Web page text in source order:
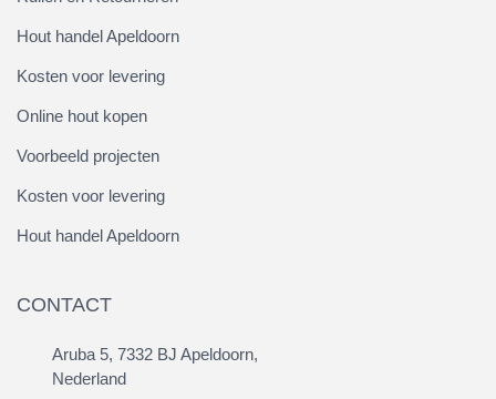
Hout handel Apeldoorn
Kosten voor levering
Online hout kopen
Voorbeeld projecten
Kosten voor levering
Hout handel Apeldoorn
CONTACT
Aruba 5, 7332 BJ Apeldoorn,
Nederland